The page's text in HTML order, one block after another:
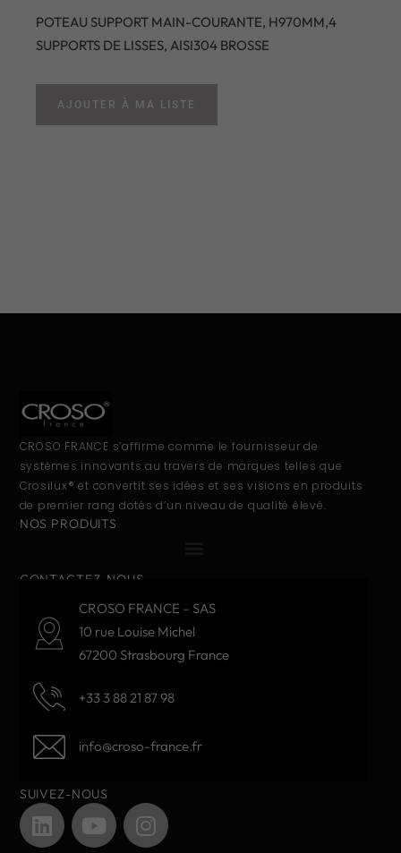
POTEAU SUPPORT MAIN-COURANTE, H970MM,4
SUPPORTS DE LISSES, AISI304 BROSSE
AJOUTER À MA LISTE
CROSO FRANCE s’affirme comme le fournisseur de
systèmes innovants au travers de marques telles que
Crosilux® et convertit ses idées et ses visions en produits
de premier rang dotés d’un niveau de qualité élevé.
NOS PRODUITS
CONTACTEZ-NOUS
CROSO FRANCE – SAS
10 rue Louise Michel
67200 Strasbourg France
+33 3 88 21 87 98
info@croso-france.fr
SUIVEZ-NOUS